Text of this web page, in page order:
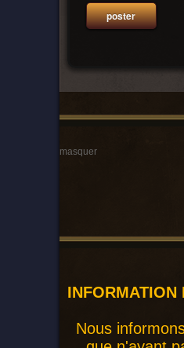
masquer
INFORMATION
Nous